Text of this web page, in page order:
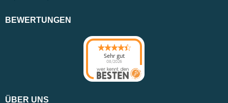
BEWERTUNGEN
Sehr gut
08/2026
ÜBER UNS